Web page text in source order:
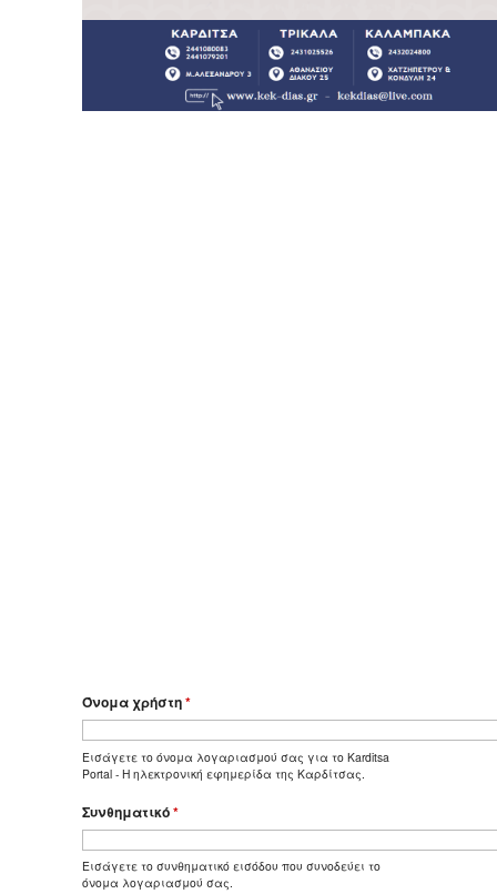
Όνομα χρήστη*
Εισάγετε το όνομα λογαριασμού σας για το Karditsa
Portal - Η ηλεκτρονική εφημερίδα της Καρδίτσας.
Συνθηματικό*
Εισάγετε το συνθηματικό εισόδου που συνοδεύει το
όνομα λογαριασμού σας.